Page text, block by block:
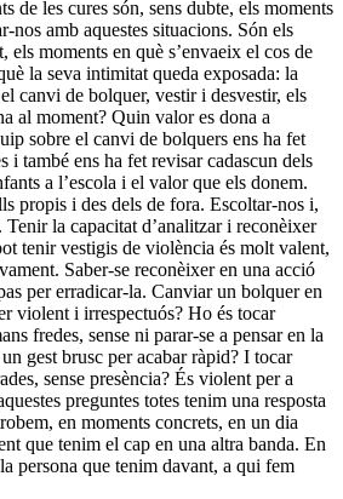
de les cures són, sens dubte, els moments
nos amb aquestes situacions. Són els
els moments en què s’envaeix el cos de
la seva intimitat queda exposada: la
canvi de bolquer, vestir i desvestir, els
al moment? Quin valor es dona a
sobre el canvi de bolquers ens ha fet
i també ens ha fet revisar cadascun dels
a l’escola i el valor que els donem.
propis i des dels de fora. Escoltar-nos i,
Tenir la capacitat d’analitzar i reconèixer
tenir vestigis de violència és molt valent,
Saber-se reconèixer en una acció
per erradicar-la. Canviar un bolquer en
violent i irrespectuós? Ho és tocar
fredes, sense ni parar-se a pensar en la
gest brusc per acabar ràpid? I tocar
sense presència? És violent per a
preguntes totes tenim una resposta
en moments concrets, en un dia
que tenim el cap en una altra banda. En
persona que tenim davant, a qui fem